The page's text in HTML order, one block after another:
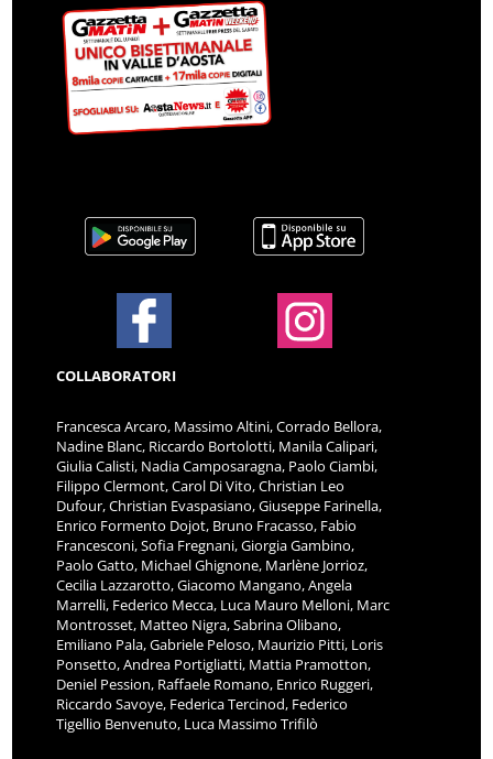
COLLABORATORI
Francesca Arcaro, Massimo Altini, Corrado Bellora,
Nadine Blanc, Riccardo Bortolotti, Manila Calipari,
Giulia Calisti, Nadia Camposaragna, Paolo Ciambi,
Filippo Clermont, Carol Di Vito, Christian Leo
Dufour, Christian Evaspasiano, Giuseppe Farinella,
Enrico Formento Dojot, Bruno Fracasso, Fabio
Francesconi, Sofia Fregnani, Giorgia Gambino,
Paolo Gatto, Michael Ghignone, Marlène Jorrioz,
Cecilia Lazzarotto, Giacomo Mangano, Angela
Marrelli, Federico Mecca, Luca Mauro Melloni, Marc
Montrosset, Matteo Nigra, Sabrina Olibano,
Emiliano Pala, Gabriele Peloso, Maurizio Pitti, Loris
Ponsetto, Andrea Portigliatti, Mattia Pramotton,
Deniel Pession, Raffaele Romano, Enrico Ruggeri,
Riccardo Savoye, Federica Tercinod, Federico
Tigellio Benvenuto, Luca Massimo Trifilò